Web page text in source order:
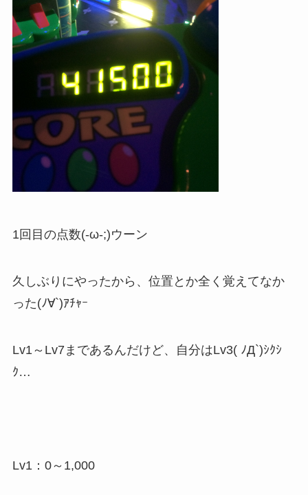
1回目の点数(-ω-;)ウーン
久しぶりにやったから、位置とか全く覚えてなか
った(ﾉ∀`)ｱﾁｬｰ
Lv1～Lv7まであるんだけど、自分はLv3( ﾉД`)ｼｸｼ
ｸ…
Lv1：0～1,000